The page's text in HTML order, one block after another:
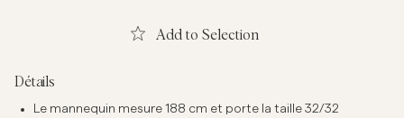
Add to Selection
Détails
Le mannequin mesure 188 cm et porte la taille 32/32